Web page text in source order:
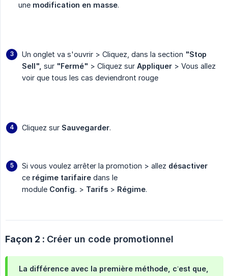
une modification en masse.
Un onglet va s'ouvrir > Cliquez, dans la section "Stop
Sell", sur "Fermé" > Cliquez sur Appliquer > Vous allez
voir que tous les cas deviendront rouge
Cliquez sur Sauvegarder.
Si vous voulez arrêter la promotion > allez désactiver
ce régime tarifaire dans le
module Config. > Tarifs > Régime.
Façon 2 : Créer un code promotionnel
La différence avec la première méthode, c’est que,